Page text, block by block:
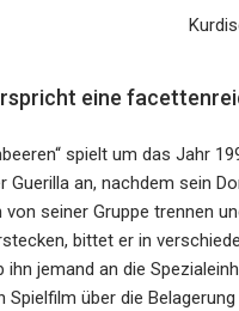
eine
spielt um das Jahr
Guerilla an, nachdem sein
seiner Gruppe trennen
bittet er in
jemand an die
Spielfilm über die